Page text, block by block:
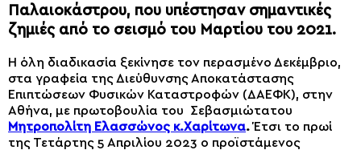
Παλαιοκάστρου, που υπέστησαν σημαντικές
ζημιές από το σεισμό του Μαρτίου του 2021.
Η όλη διαδικασία ξεκίνησε τον περασμένο Δεκέμβριο,
στα γραφεία της Διεύθυνσης Αποκατάστασης
Επιπτώσεων Φυσικών Καταστροφών (ΔΑΕΦΚ), στην
Αθήνα, με πρωτοβουλία του Σεβασμιώτατου
Μητροπολίτη Ελασσώνος κ.Χαρίτωνα.Έτσι το πρωί
της Τετάρτης 5 Απριλίου 2023 ο προϊστάμενος